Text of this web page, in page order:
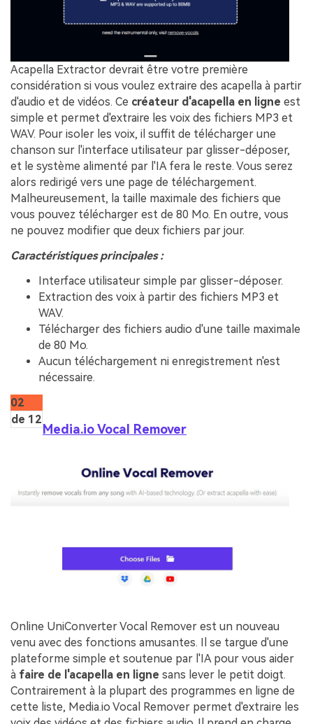
Acapella Extractor devrait être votre première
considération si vous voulez extraire des acapella à partir
d'audio et de vidéos. Ce créateur d'acapella en ligne est
simple et permet d'extraire les voix des fichiers MP3 et
WAV. Pour isoler les voix, il suffit de télécharger une
chanson sur l'interface utilisateur par glisser-déposer,
et le système alimenté par l'IA fera le reste. Vous serez
alors redirigé vers une page de téléchargement.
Malheureusement, la taille maximale des fichiers que
vous pouvez télécharger est de 80 Mo. En outre, vous
ne pouvez modifier que deux fichiers par jour.
Caractéristiques principales :
Interface utilisateur simple par glisser-déposer.
Extraction des voix à partir des fichiers MP3 et
WAV.
Télécharger des fichiers audio d'une taille maximale
de 80 Mo.
Aucun téléchargement ni enregistrement n'est
nécessaire.
02
de 12
Media.io Vocal Remover
Online UniConverter Vocal Remover est un nouveau
venu avec des fonctions amusantes. Il se targue d'une
plateforme simple et soutenue par l'IA pour vous aider
à faire de l'acapella en ligne sans lever le petit doigt.
Contrairement à la plupart des programmes en ligne de
cette liste, Media.io Vocal Remover permet d'extraire les